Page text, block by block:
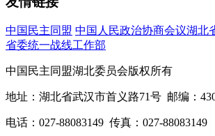
中国民主同盟 中国人民政治协商会议湖北
省委统一战线工作部
中国民主同盟湖北委员会版权所有
地址：湖北省武汉市首义路71号 邮编：
电话：027-88083149 传真：027-88083149